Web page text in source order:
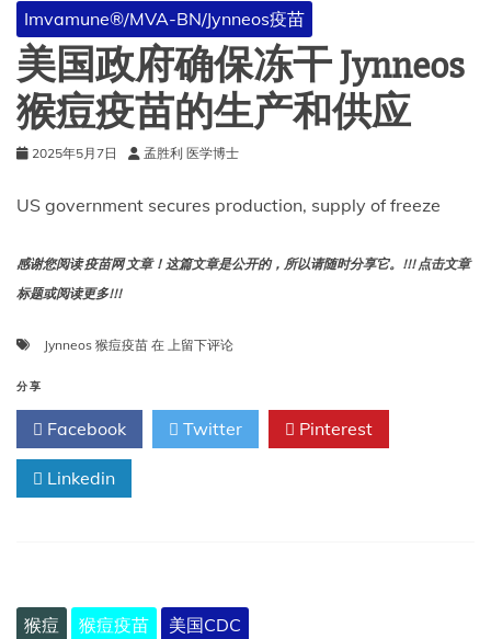
年
Imvamune®/MVA-BN/Jynneos疫苗
美国政府确保冻干 Jynneos
猴痘疫苗的生产和供应
2025年5月7日 孟胜利 医学博士
US government secures production, supply of freeze
感谢您阅读 疫苗网 文章！这篇文章是公开的，所以请随时分享它。!!! 点击文章
标题或阅读更多!!!
Jynneos 猴痘疫苗 在 美
府
确
保
苗
的
上留下评论
分享
Facebook Twitter Pinterest
Linkedin
猴痘 猴痘疫苗
美国CDC